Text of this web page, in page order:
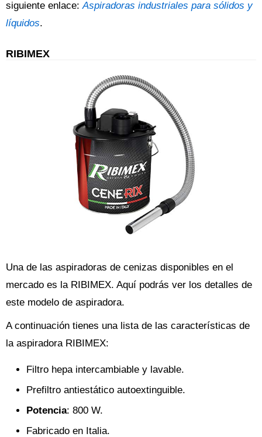
siguiente enlace:Aspiradoras industriales para sólidos y
líquidos.
RIBIMEX
Una de las aspiradoras de cenizas disponibles en el
mercado es la RIBIMEX. Aquí podrás ver los detalles de
este modelo de aspiradora.
A continuación tienes una lista de las características de
la aspiradora RIBIMEX:
Filtro hepa intercambiable y lavable.
Prefiltro antiestático autoextinguible.
Potencia: 800 W.
Fabricado en Italia.